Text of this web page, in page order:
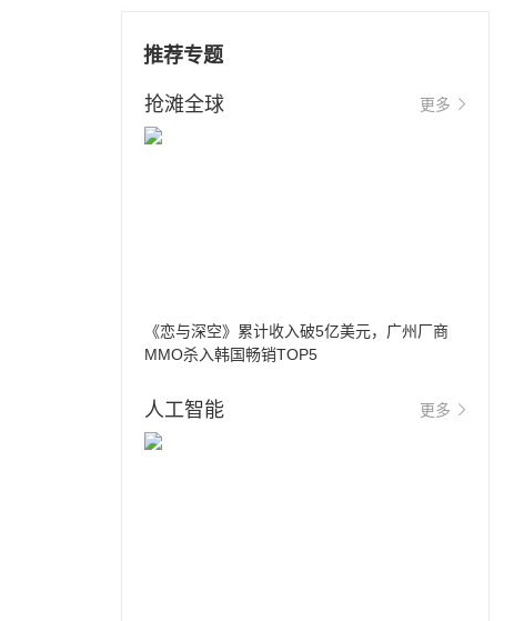
推荐专题
抢滩全球 更多
《恋与深空》累计收入破5亿美元，广州厂商
MMO杀入韩国畅销TOP5
人工智能 更多